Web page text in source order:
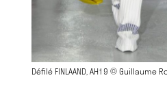
Défilé FINLAAND, AH19 © Guillaume